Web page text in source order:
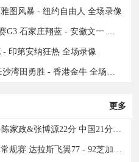
图风暴 - 纽约自由人 全场录像
2024年09月05日NBL季后赛半决赛G3 石家庄翔蓝 - 安徽文一 全场录像
- 印第安纳狂热 全场录像
2024年09月04日NBL半决赛G3 长沙湾田勇胜 - 香港金牛 全场录像
更多
2024年09月10日 U18亚洲杯男篮-陈家政&张博源22分 中国21分大胜约旦夺季军！
2024年09月09日 09月09日WNBA常规赛 达拉斯飞翼77 - 92芝加哥天空 全场集锦